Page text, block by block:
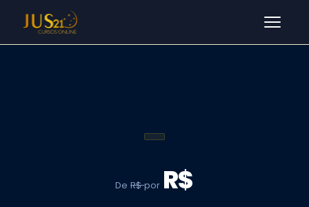
DeR$por R$